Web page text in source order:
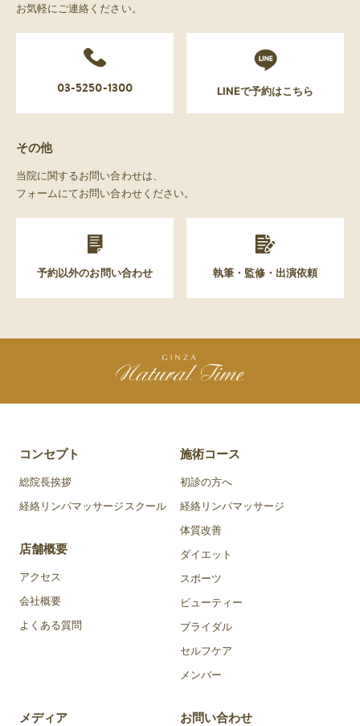
お気軽にご連絡ください。
03-5250-1300 LINEで予約はこちら
その他
当院に関するお問い合わせは、
フォームにてお問い合わせください。
予約以外のお問い合わせ 執筆・監修・出演依頼
コンセプト
総院長挨拶
経絡リンパマッサージスクール
店舗概要
アクセス
会社概要
よくある質問
施術コース
初診の方へ
経絡リンパマッサージ
体質改善
ダイエット
スポーツ
ビューティー
ブライダル
セルフケア
メンバー
メディア お問い合わせ